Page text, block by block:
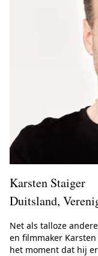
Karsten Staiger
Duitsland,
Net als talloze
en filmmaker
het moment dat hij